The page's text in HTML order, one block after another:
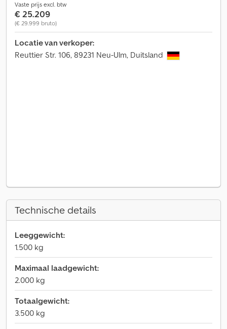
Vaste prijs excl. btw
€ 25.209
(€ 29.999 bruto)
Locatie van verkoper:
Reuttier Str. 106, 89231 Neu-Ulm, Duitsland
Technische details
Leeggewicht:
1.500 kg
Maximaal laadgewicht:
2.000 kg
Totaalgewicht:
3.500 kg